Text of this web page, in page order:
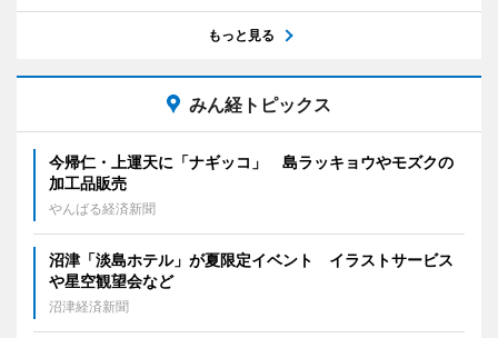
もっと見る
みん経トピックス
今帰仁・上運天に「ナギッコ」 島ラッキョウやモズクの
加工品販売
やんばる経済新聞
沼津「淡島ホテル」が夏限定イベント イラストサービス
や星空観望会など
沼津経済新聞